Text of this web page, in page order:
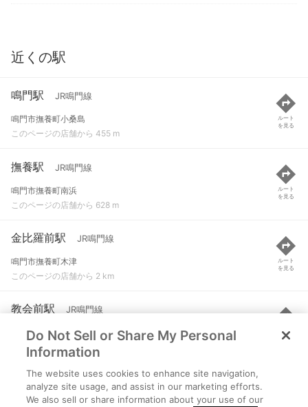
近くの駅
鳴門駅 JR鳴門線
鳴門市撫養町小桑島
このページの店舗から 455 m
ルート
を見る
撫養駅 JR鳴門線
鳴門市撫養町南浜
このページの店舗から 628 m
ルート
を見る
金比羅前駅 JR鳴門線
鳴門市撫養町木津
このページの店舗から 2 km
ルート
を見る
教会前駅 JR鳴門線
鳴門市撫養町木津
このページの店舗から 2.7 km
ルート
を見る
立道駅 JR鳴門線
鳴門市大麻町姫田
Do Not Sell or Share My Personal
Information
The website uses cookies to enhance site navigation,
analyze site usage, and assist in our marketing efforts.
We also sell or share information about your use of our